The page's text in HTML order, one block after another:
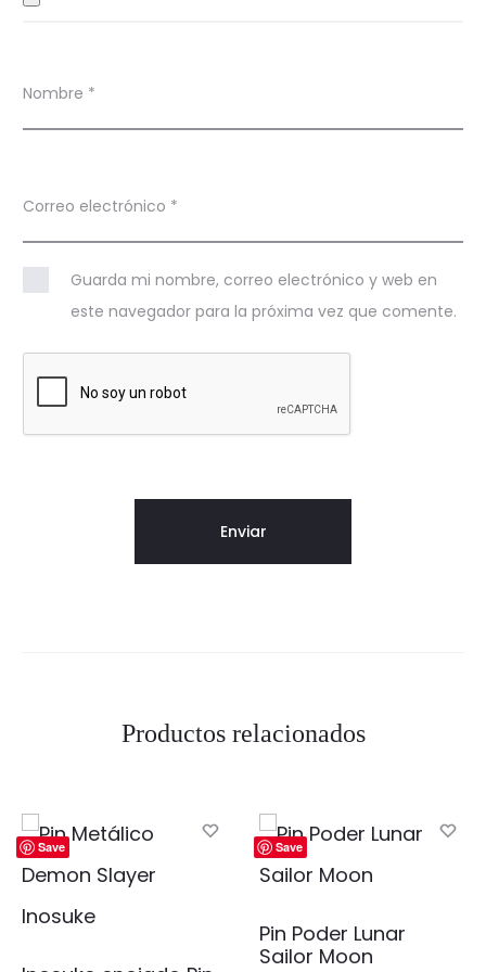
Nombre *
Correo electrónico *
Guarda mi nombre, correo electrónico y web en
este navegador para la próxima vez que comente.
Productos relacionados
Save Save
Pin Poder Lunar
Sailor Moon